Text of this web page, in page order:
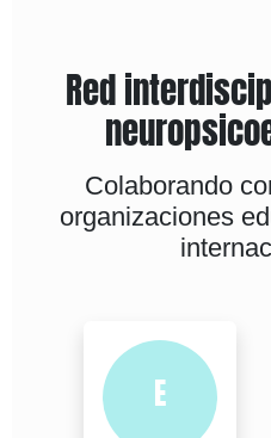
Red
Colaborando
organizaciones
E